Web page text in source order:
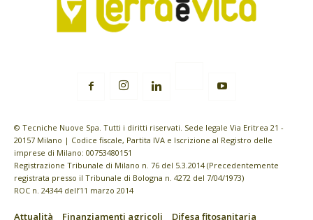
© Tecniche Nuove Spa. Tutti i diritti riservati. Sede legale Via Eritrea 21 -
20157 Milano | Codice fiscale, Partita IVA e Iscrizione al Registro delle
imprese di Milano: 00753480151
Registrazione Tribunale di Milano n. 76 del 5.3.2014 (Precedentemente
registrata presso il Tribunale di Bologna n. 4272 del 7/04/1973)
ROC n. 24344 dell’11 marzo 2014
Attualità Finanziamenti agricoli
Difesa fitosanitaria